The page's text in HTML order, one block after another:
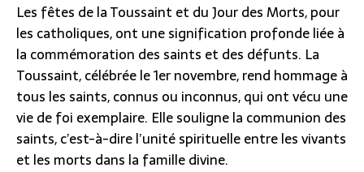
Les fêtes de la Toussaint et du Jour des Morts, pour
les catholiques, ont une signification profonde liée à
la commémoration des saints et des défunts. La
Toussaint, célébrée le 1er novembre, rend hommage à
tous les saints, connus ou inconnus, qui ont vécu une
vie de foi exemplaire. Elle souligne la communion des
saints, c’est-à-dire l’unité spirituelle entre les vivants
et les morts dans la famille divine.